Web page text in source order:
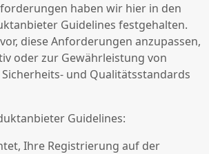
haben wir hier in den
Guidelines festgehalten.
diese Anforderungen anzupassen,
oder zur Gewährleistung von
und Qualitätsstandards
Guidelines:
Ihre Registrierung auf der